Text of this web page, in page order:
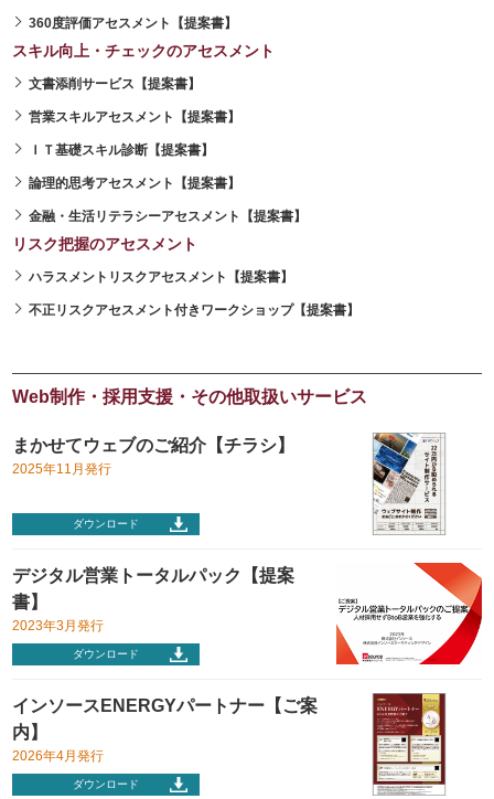
360度評価アセスメント【提案書】
スキル向上・チェックのアセスメント
文書添削サービス【提案書】
営業スキルアセスメント【提案書】
ＩＴ基礎スキル診断【提案書】
論理的思考アセスメント【提案書】
金融・生活リテラシーアセスメント【提案書】
リスク把握のアセスメント
ハラスメントリスクアセスメント【提案書】
不正リスクアセスメント付きワークショップ【提案書】
Web制作・採用支援・その他取扱いサービス
まかせてウェブのご紹介【チラシ】
2025年11月発行
ダウンロード
デジタル営業トータルパック【提案
書】
2023年3月発行
ダウンロード
インソースENERGYパートナー【ご案
内】
2026年4月発行
ダウンロード